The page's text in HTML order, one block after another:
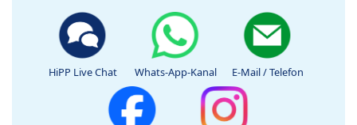
HiPP Live Chat Whats-App-Kanal E-Mail / Telefon